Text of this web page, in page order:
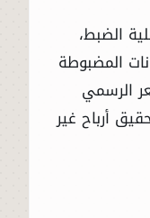
الضبط،
المضبوطة
الرسمي
أرباح غير